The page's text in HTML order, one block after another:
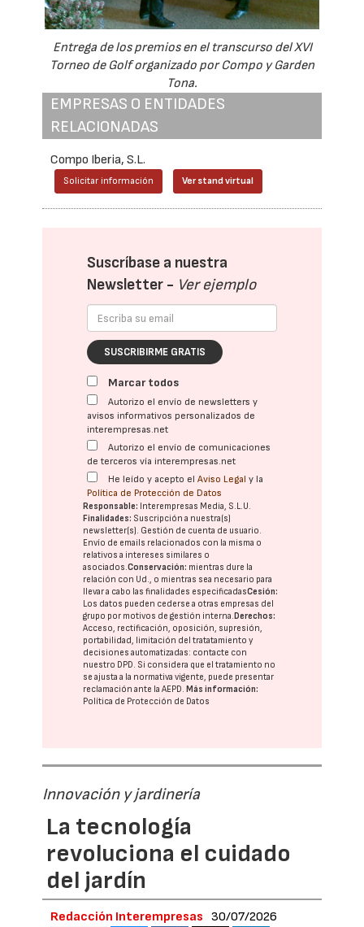
Entrega de los premios en el transcurso del XVI
Torneo de Golf organizado por Compo y Garden
Tona.
EMPRESAS O ENTIDADES
RELACIONADAS
Compo Iberia, S.L.
Solicitar información Ver stand virtual
Suscríbase a nuestra
Newsletter - Ver ejemplo
SUSCRIBIRME GRATIS
Marcar todos
Autorizo el envío de newsletters y
avisos informativos personalizados de
interempresas.net
Autorizo el envío de comunicaciones
de terceros vía interempresas.net
He leído y acepto elAviso Legal y la
Política de Protección de Datos
Responsable: Interempresas Media, S.L.U.
Finalidades: Suscripción a nuestra(s)
newsletter(s). Gestión de cuenta de usuario.
Envío de emails relacionados con la misma o
relativos a intereses similares o
asociados.Conservación: mientras dure la
relación con Ud., o mientras sea necesario para
llevar a cabo las finalidades especificadasCesión:
Los datos pueden cederse a otras empresas del
grupo por motivos de gestión interna. Derechos:
Acceso, rectificación, oposición, supresión,
portabilidad, limitación del tratatamiento y
decisiones automatizadas: contacte con
nuestro DPD. Si considera que el tratamiento no
se ajusta a la normativa vigente, puede presentar
reclamación ante laAEPD. Más información:
Política de Protección de Datos
Innovación y jardinería
La tecnología
revoluciona el cuidado
del jardín
Redacción Interempresas 30/07/2026